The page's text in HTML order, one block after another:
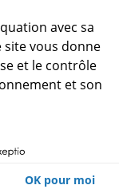
avec sa
site vous donne
et le contrôle
et son
OK pour moi